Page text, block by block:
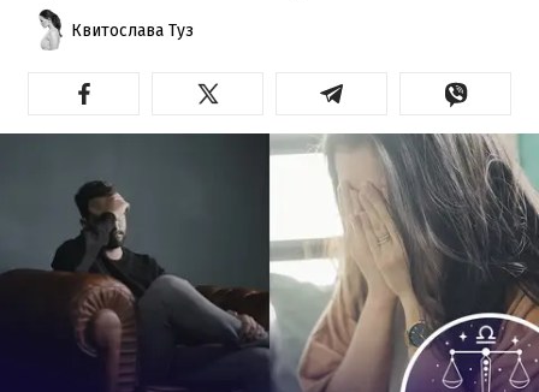
Квитослава Туз